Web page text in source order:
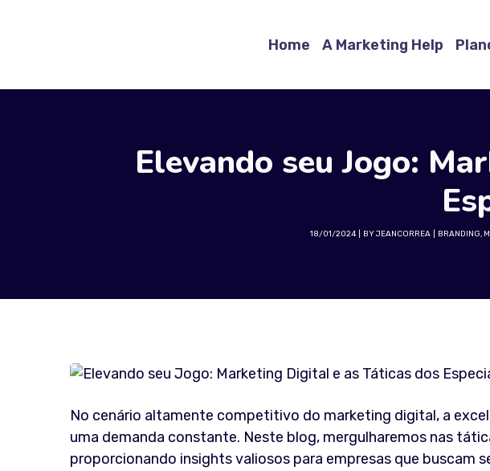
Home A Marketing Help
Elevando seu Jogo:
18/01/2024 BYJEANCORREA BRANDING,
No cenário altamente competitivo do marketing digital, a
uma demanda constante. Neste blog, mergulharemos nas
proporcionando insights valiosos para empresas que buscam